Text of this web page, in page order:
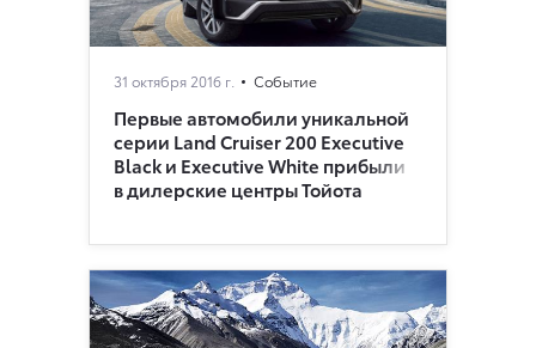
31 октября 2016 г. Событие
Первые автомобили уникальной
серии Land Cruiser 200 Executive
Black и Executive White прибыли
в дилерские центры Тойота